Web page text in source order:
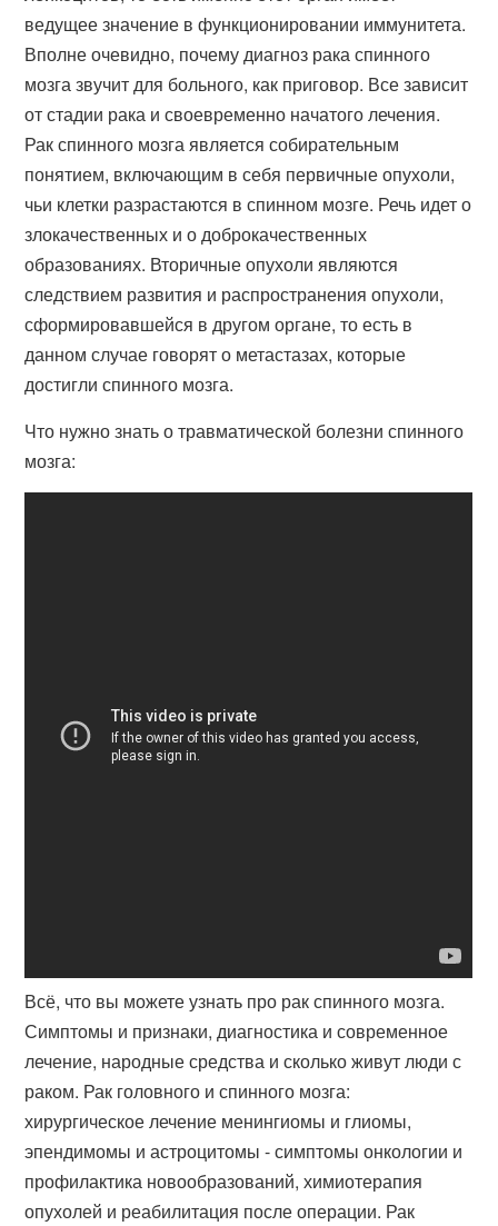
ведущее значение в функционировании иммунитета.
Вполне очевидно, почему диагноз рака спинного
мозга звучит для больного, как приговор. Все зависит
от стадии рака и своевременно начатого лечения.
Рак спинного мозга является собирательным
понятием, включающим в себя первичные опухоли,
чьи клетки разрастаются в спинном мозге. Речь идет о
злокачественных и о доброкачественных
образованиях. Вторичные опухоли являются
следствием развития и распространения опухоли,
сформировавшейся в другом органе, то есть в
данном случае говорят о метастазах, которые
достигли спинного мозга.
Что нужно знать о травматической болезни спинного
мозга:
Всё, что вы можете узнать про рак спинного мозга.
Симптомы и признаки, диагностика и современное
лечение, народные средства и сколько живут люди с
раком. Рак головного и спинного мозга:
хирургическое лечение менингиомы и глиомы,
эпендимомы и астроцитомы - симптомы онкологии и
профилактика новообразований, химиотерапия
опухолей и реабилитация после операции. Рак